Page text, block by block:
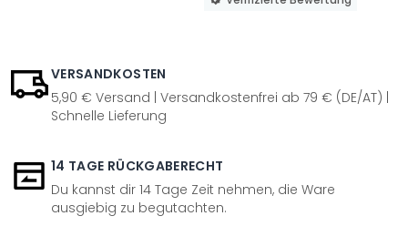
VERSANDKOSTEN
5,90 € Versand | Versandkostenfrei ab 79 € (DE/AT) |
Schnelle Lieferung
14 TAGE RÜCKGABERECHT
Du kannst dir 14 Tage Zeit nehmen, die Ware
ausgiebig zu begutachten.